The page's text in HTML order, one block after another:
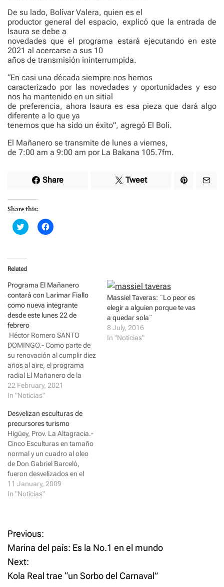
De su lado, Bolívar Valera, quien es el
productor general del espacio, explicó que la entrada de
Isaura se debe a
novedades que el programa estará ejecutando en este
2021 al acercarse a sus 10
años de transmisión ininterrumpida.
“En casi una década siempre nos hemos
caracterizado por las novedades y oportunidades y eso
nos ha mantenido en un sitial
de preferencia, ahora Isaura es esa pieza que dará algo
diferente a lo que ya
tenemos que ha sido un éxito”, agregó El Boli.
El Mañanero se transmite de lunes a viernes,
de 7:00 am a 9:00 am por La Bakana 105.7fm.
Share Tweet
Share this:
C
l
t
o
s
a
r
e
o
n
T
w
i
t
t
e
r
(
O
p
e
n
s
n
e
w
w
i
n
d
o
w
)
C
l
a
r
e
o
n
F
e
b
o
o
k
(
O
p
e
n
n
e
w
w
i
n
d
o
w
)
Related
Programa El Mañanero
contará con Larimar Fiallo
como nueva integrante
desde este lunes 22 de
febrero
Héctor Romero SANTO
DOMINGO.- Como parte de
su renovación al cumplir diez
años al aire, el programa
radial El Mañanero de la
Bakana FM anuncia la
integración de la joven
República Dominicana
Larimar Fiallo dentro de su
equipo de conductores
desde este lunes 22 de
febrero. La…
22 February, 2021
In "Noticias"
Massiel Taveras: ¨Lo peor es
elegir a alguien porque te vas
a quedar sola¨
8 July, 2016
In "Noticias"
Desvelizan esculturas de
precursores turismo
Higüey, Prov. La Altagracia.-
Cinco Esculturas en tamaño
normal y un cuadro al oleo
de Don Gabriel Barceló,
fueron desvelizados en el
frente de la Plaza “Taveras
Center”, en esta ciudad. En la
junto a las esculturas…
11 January, 2009
In "Noticias"
P
o
s
Previous:
Marina del país: Es la No.1 en el mundo
Next:
Kola Real trae “un Sorbo del Carnaval”